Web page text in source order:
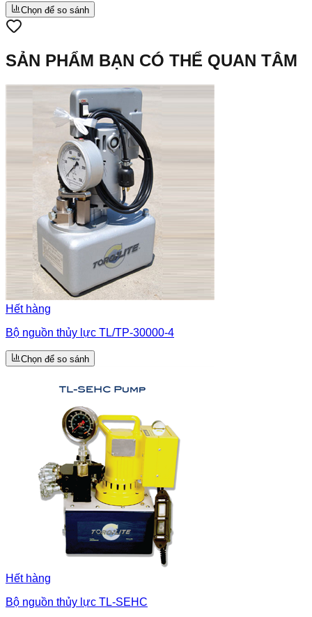
Chọn để so sánh
SẢN PHẨM BẠN CÓ THỂ QUAN TÂM
Hết hàng
Bộ nguồn thủy lực TL/TP-30000-4
Chọn để so sánh
Hết hàng
Bộ nguồn thủy lực TL-SEHC